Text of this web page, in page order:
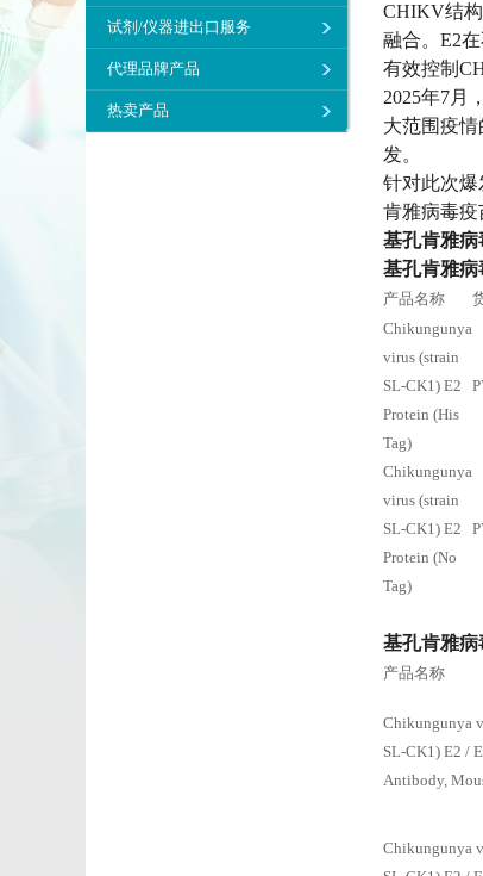
试剂/仪器进出口服务
代理品牌产品
热卖产品
CHIKV结
融合。E2
有效控制
2025年7月
大范围疫
发。
针对此次
肯雅病毒疫
基孔肯雅
基孔肯雅
产品名称
Chikungunya
virus (strain
SL-CK1) E2
Protein (His
Tag)
Chikungunya
virus (strain
SL-CK1) E2
Protein (No
Tag)
基孔肯雅
产品名称
Chikungunya
SL-CK1) E2 /
Antibody,
Chikungunya